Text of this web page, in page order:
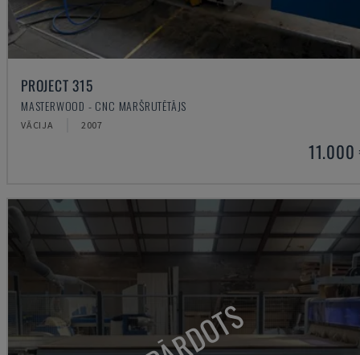
PROJECT 315
MASTERWOOD - CNC MARŠRUTĒTĀJS
VĀCIJA 2007
11.000